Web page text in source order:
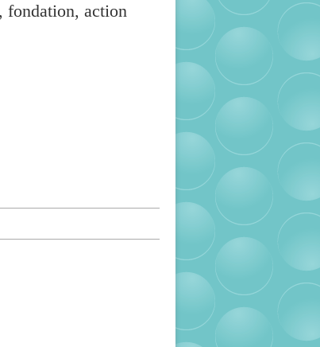
fondation, action